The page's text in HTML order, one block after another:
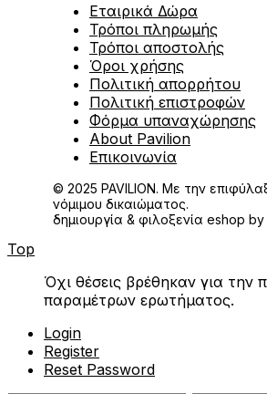
Εταιρικά Δώρα
Τρόποι πληρωμής
Τρόποι αποστολής
Όροι χρήσης
Πολιτική απορρήτου
Πολιτική επιστροφών
Φόρμα υπαναχώρησης
About Pavilion
Επικοινωνία
© 2025 PAVILION. Με την
νόμιμου δικαιώματος.
δημιουργία & φιλοξενία eshop by
Top
Όχι θέσεις βρέθηκαν για την
παραμέτρων ερωτήματος.
Login
Register
Reset Password